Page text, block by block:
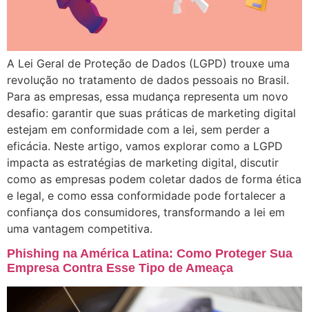
A Lei Geral de Proteção de Dados (LGPD) trouxe uma
revolução no tratamento de dados pessoais no Brasil.
Para as empresas, essa mudança representa um novo
desafio: garantir que suas práticas de marketing digital
estejam em conformidade com a lei, sem perder a
eficácia. Neste artigo, vamos explorar como a LGPD
impacta as estratégias de marketing digital, discutir
como as empresas podem coletar dados de forma ética
e legal, e como essa conformidade pode fortalecer a
confiança dos consumidores, transformando a lei em
uma vantagem competitiva.
Phishing na América Latina: Como Proteger Sua
Empresa Contra Esse Tipo de Ameaça